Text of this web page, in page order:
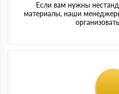
Если вам нужны
материалы, наши